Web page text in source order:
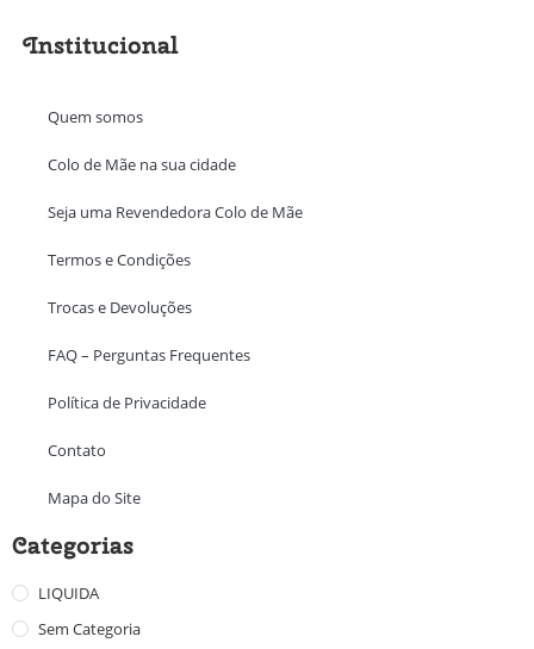
Institucional
Quem somos
Colo de Mãe na sua cidade
Seja uma Revendedora Colo de Mãe
Termos e Condições
Trocas e Devoluções
FAQ – Perguntas Frequentes
Política de Privacidade
Contato
Mapa do Site
Categorias
LIQUIDA
Sem Categoria